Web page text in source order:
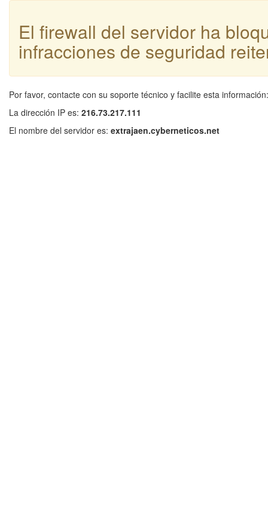
El firewall del servidor ha
infracciones de seguridad
Por favor, contacte con su soporte técnico y facilite esta información:
La dirección IP es: 216.73.217.111
El nombre del servidor es: extrajaen.cyberneticos.net